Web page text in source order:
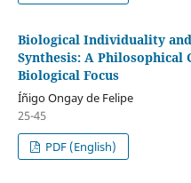
Biological Individuality
Synthesis: A Philosophical
Biological Focus
Íñigo Ongay de Felipe
25-45
PDF (English)